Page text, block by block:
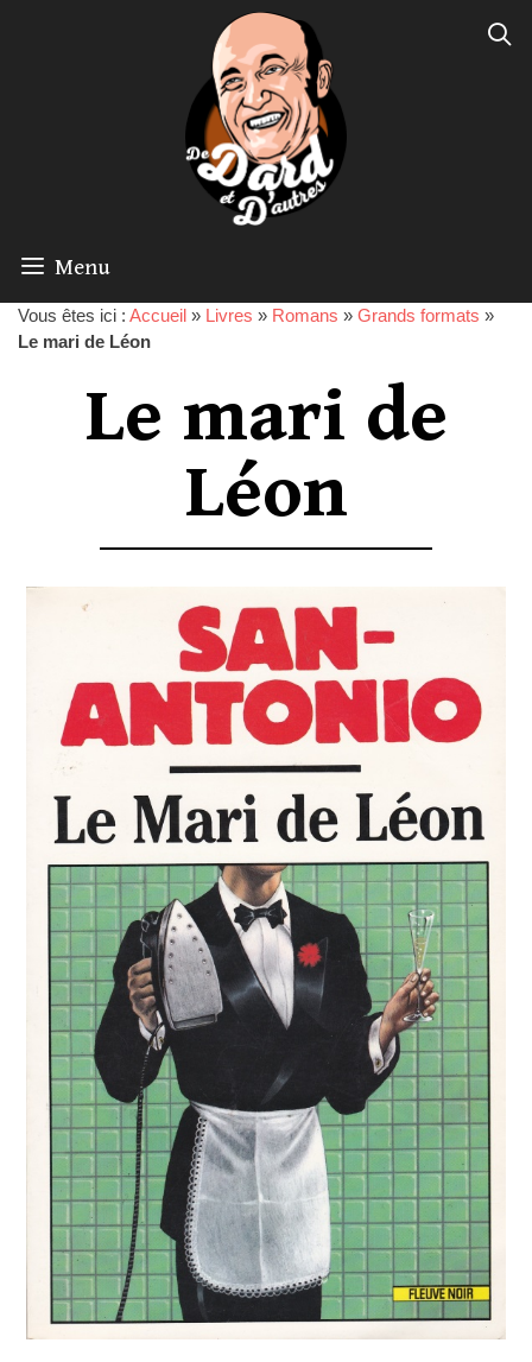
Menu
Vous êtes ici : Accueil » Livres » Romans » Grands formats »
Le mari de Léon
Le mari de
Léon